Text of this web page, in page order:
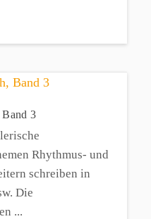
3
Rhythmus- und
schreiben in
Die
...